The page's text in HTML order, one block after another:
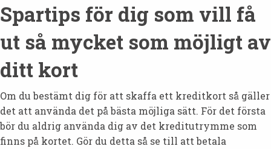
Spartips för dig som vill få
ut så mycket som möjligt av
ditt kort
Om du bestämt dig för att skaffa ett kreditkort så gäller
det att använda det på bästa möjliga sätt. För det första
bör du aldrig använda dig av det kreditutrymme som
finns på kortet. Gör du detta så se till att betala